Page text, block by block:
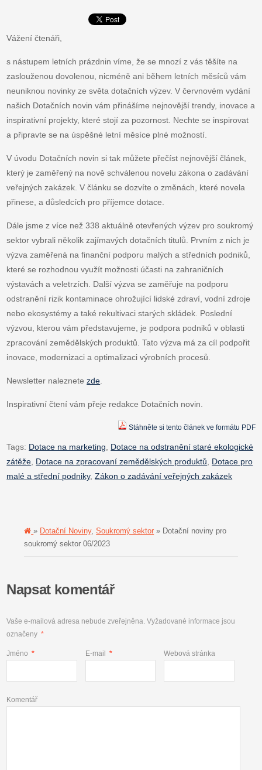
Vážení čtenáři,
s nástupem letních prázdnin víme, že se mnozí z vás těšíte na
zaslouženou dovolenou, nicméně ani během letních měsíců vám
neuniknou novinky ze světa dotačních výzev. V červnovém vydání
našich Dotačních novin vám přinášíme nejnovější trendy, inovace a
inspirativní projekty, které stojí za pozornost. Nechte se inspirovat
a připravte se na úspěšné letní měsíce plné možností.
V úvodu Dotačních novin si tak můžete přečíst nejnovější článek,
který je zaměřený na nově schválenou novelu zákona o zadávání
veřejných zakázek. V článku se dozvíte o změnách, které novela
přinese, a důsledcích pro příjemce dotace.
Dále jsme z více než 338 aktuálně otevřených výzev pro soukromý
sektor vybrali několik zajímavých dotačních titulů. Prvním z nich je
výzva zaměřená na finanční podporu malých a středních podniků,
které se rozhodnou využít možnosti účasti na zahraničních
výstavách a veletrzích. Další výzva se zaměřuje na podporu
odstranění rizik kontaminace ohrožující lidské zdraví, vodní zdroje
nebo ekosystémy a také rekultivaci starých skládek. Poslední
výzvou, kterou vám představujeme, je podpora podniků v oblasti
zpracování zemědělských produktů. Tato výzva má za cíl podpořit
inovace, modernizaci a optimalizaci výrobních procesů.
Newsletter naleznetezde
Inspirativní čtení vám přeje redakce Dotačních novin.
Stáhněte si tento článek ve formátu PDF
Tags: Dotace na marketing
Dotace na odstranění staré ekologické
zátěže Dotace na zpracovaní zemědělských produktů
Dotace pro
malé a střední podniky,Zákon o zadávání veřejných zakázek
» Dotační Noviny,Soukromý sektor » Dotační noviny pro
soukromý sektor 06/2023
Napsat komentář
Vaše e-mailová adresa nebude zveřejněna. Vyžadované informace jsou
označeny *
Jméno * E-mail * Webová stránka
Komentář